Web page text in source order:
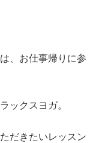
、お仕事帰りに参
ックスヨガ。
だきたいレッスン